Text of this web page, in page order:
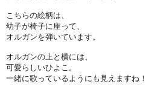
こちらの絵柄は、
幼子が椅子に座って、
オルガンを弾いています。
オルガンの上と横には、
可愛らしいひよこ。
一緒に歌っているようにも見えますね！